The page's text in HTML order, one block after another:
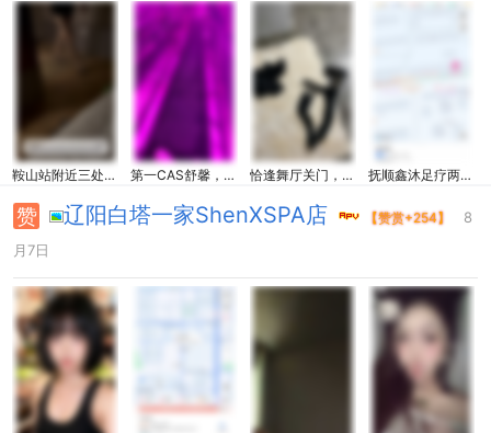
鞍山站附近三处洗浴超全攻略 第一CAS舒馨，确实挺舒心 恰逢舞厅关门，约SN吴姐JQ两小时 抚顺鑫沐足疗两C体验总结
辽阳白塔一家ShenXSPA店 【赞赏+254】
8
月7日